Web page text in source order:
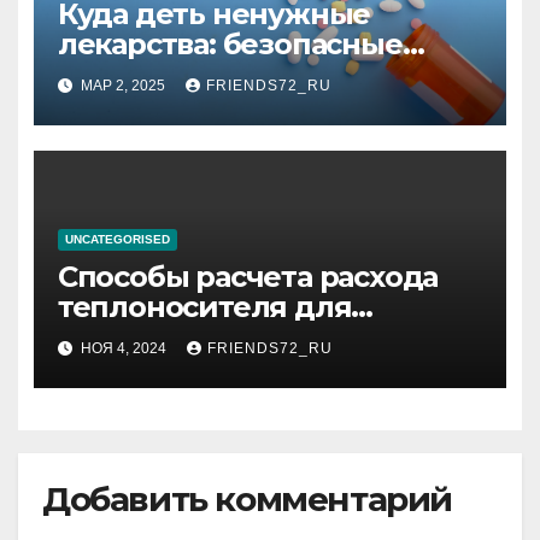
Куда деть ненужные
лекарства: безопасные
способы утилизации
МАР 2, 2025 FRIENDS72_RU
UNCATEGORISED
Способы расчета расхода
теплоносителя для
системы отопления
НОЯ 4, 2024 FRIENDS72_RU
Добавить комментарий